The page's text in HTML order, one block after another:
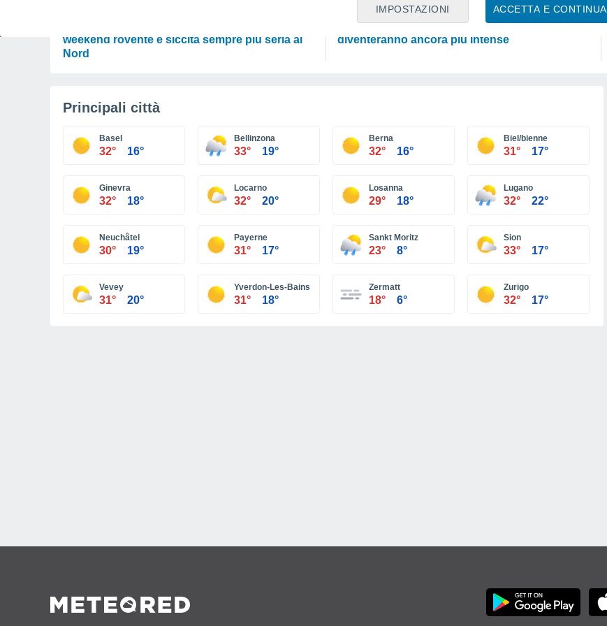
ACCETTA E CONTINUA
IMPOSTAZIONI
weekend rovente e siccità sempre più seria al
Nord
SCIENZA
Super El Niño: le ondate di calore in Europa
diventeranno ancora più intense
Principali città
Basel
32° 16°
Bellinzona
33° 19°
Berna
32° 16°
Biel/bienne
31° 17°
Ginevra
32° 18°
Locarno
32° 20°
Losanna
29° 18°
Lugano
32° 22°
Neuchâtel
30° 19°
Payerne
31° 17°
Sankt Moritz
23° 8°
Sion
33° 17°
Vevey
31° 20°
Yverdon-Les-Bains
31° 18°
Zermatt
18° 6°
Zurigo
32° 17°